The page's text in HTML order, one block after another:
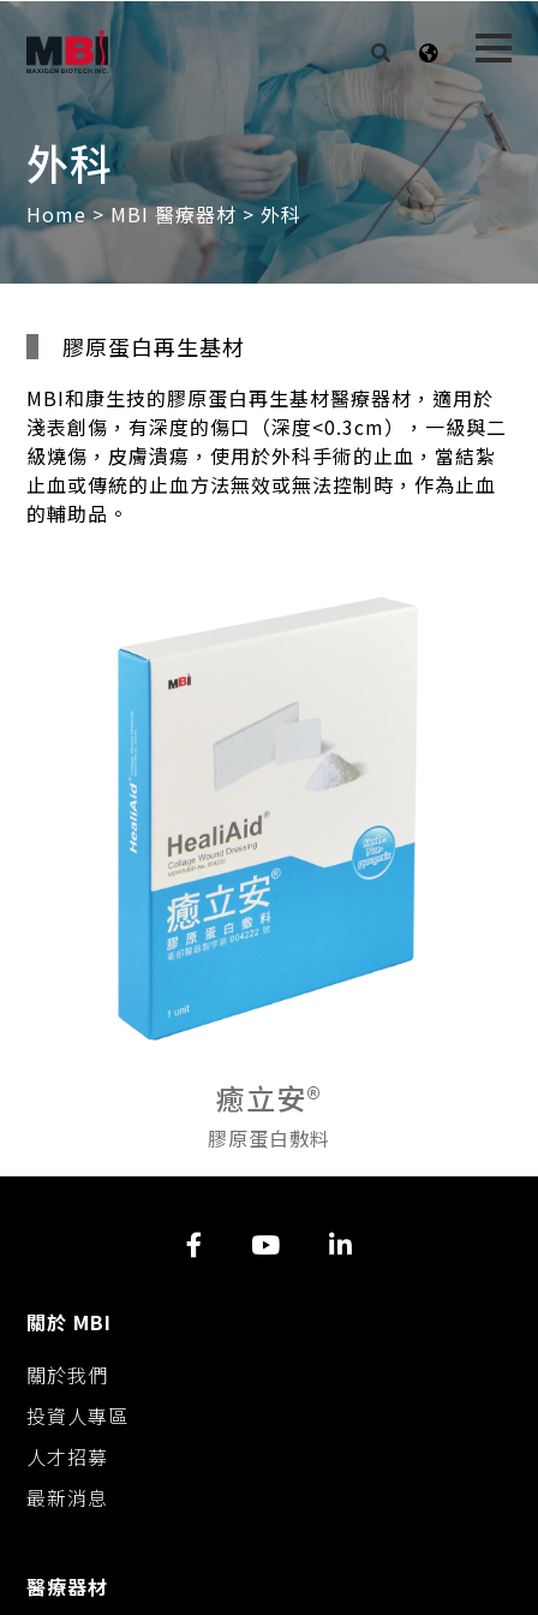
外科
Home>MBI 醫療器材 > 外科
膠原蛋白再生基材
MBI和康生技的膠原蛋白再生基材醫療器材，適用於
淺表創傷，有深度的傷口（深度<0.3cm），一級與二
級燒傷，皮膚潰瘍，使用於外科手術的止血，當結紮
止血或傳統的止血方法無效或無法控制時，作為止血
的輔助品。
癒立安®
膠原蛋白敷料
關於 MBI
關於我們
投資人專區
人才招募
最新消息
醫療器材